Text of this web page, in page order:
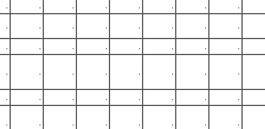
. . . . . . .
.
.
. . . . . . .
. . . . . . . .
. . . . . . . .
. . . . . . . .
. . . . . . . .